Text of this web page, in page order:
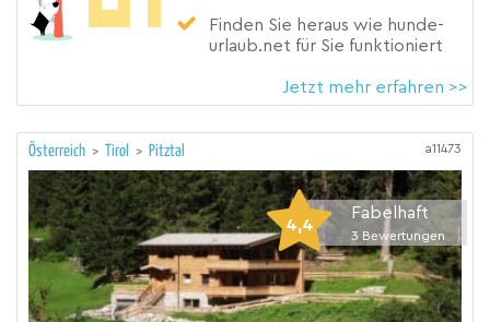
Finden Sie heraus wie hunde-
urlaub.net für Sie funktioniert
Jetzt mehr erfahren >>
Österreich > Tirol > Pitztal a11473
4,4
Fabelhaft
3 Bewertungen